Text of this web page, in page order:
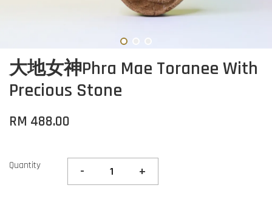
大地女神Phra Mae Toranee With
Precious Stone
RM 488.00
Quantity - +